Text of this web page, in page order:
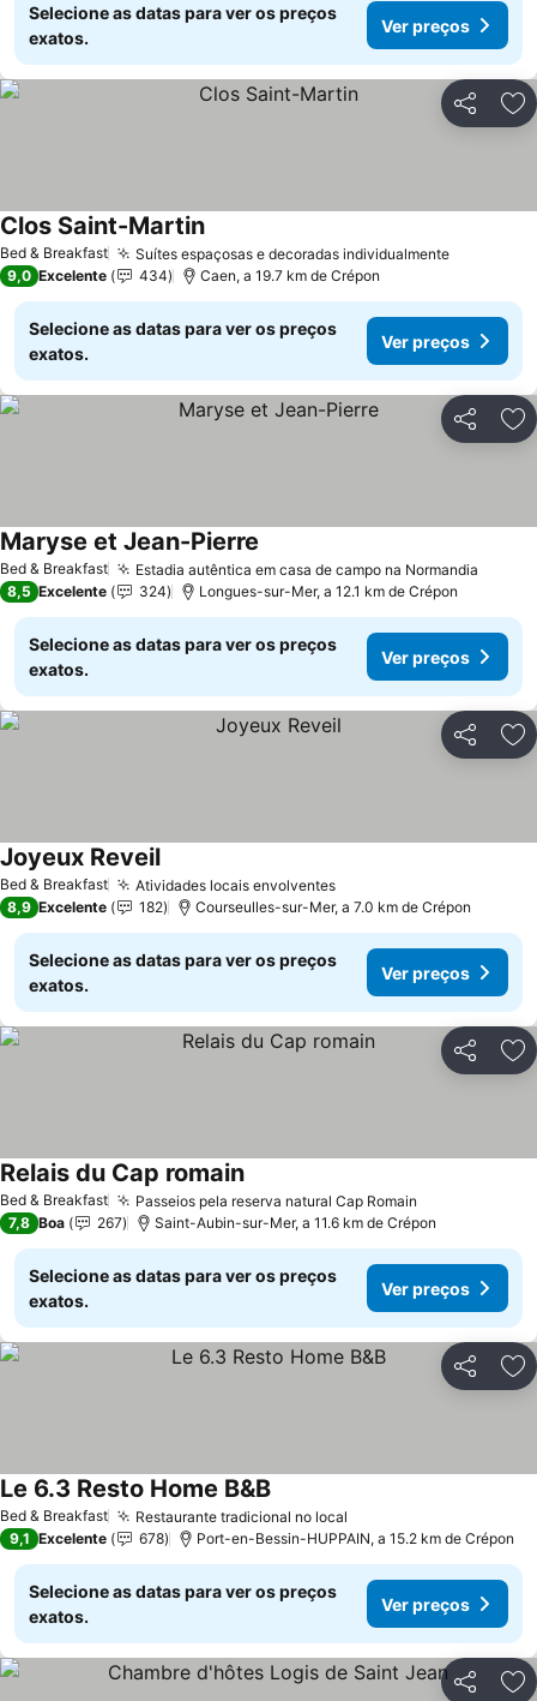
Selecione as datas para ver os preços
exatos.
Ver preços
Partilhar
Bed & Breakfast Suítes espaçosas e decoradas individualmenteVer
Clos Saint-MartinVer preços
9,0 Excelente 434 Caen, a 19.7 km de Crépon
Selecione as datas para ver os preços
exatos.
Ver preços
Partilhar
Bed & Breakfast Estadia autêntica em casa de campo na Normandia
Maryse et Jean-Pierre
8,5 Excelente 324 Longues-sur-Mer, a 12.1 km de Crépon
Selecione as datas para ver os preços
exatos.
Ver preços
Partilhar
Bed & Breakfast Atividades locais envolventesVer preços
Joyeux ReveilVer preços
8,9 Excelente 182 Courseulles-sur-Mer, a 7.0 km de Crépon
Selecione as datas para ver os preços
exatos.
Ver preços
Partilhar
Bed & Breakfast Passeios pela reserva natural Cap Romain
Relais du Cap romainVer preços
7,8 Boa 267 Saint-Aubin-sur-Mer, a 11.6 km de Crépon
Selecione as datas para ver os preços
exatos.
Ver preços
Partilhar
Bed & Breakfast Restaurante tradicional no local
Le 6.3 Resto Home B&BVer preços
9,1 Excelente 678 Port-en-Bessin-HUPPAIN, a 15.2 km de Crépon
Selecione as datas para ver os preços
exatos.
Ver preços
Partilhar